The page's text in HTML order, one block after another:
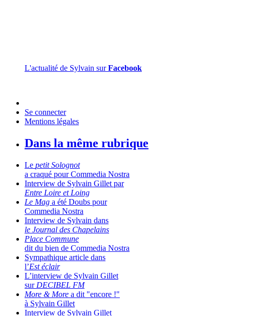
L'actualité de Sylvain surFacebook
Se connecter
Mentions légales
Dans la même rubrique
Le petit Solognot
a craqué pour Commedia Nostra
Interview de Sylvain Gillet par
Entre Loire et Loing
Le Mag a été Doubs pour
Commedia Nostra
Interview de Sylvain dans
le Journal des Chapelains
Place Commune
dit du bien de Commedia Nostra
Sympathique article dans
l’Est éclair
L’interview de Sylvain Gillet
sur DECIBEL FM
More & More a dit "encore !"
à Sylvain Gillet
Interview de Sylvain Gillet